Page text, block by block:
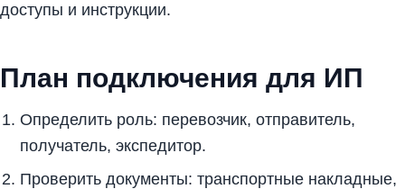
доступы и инструкции.
План подключения для ИП
Определить роль: перевозчик, отправитель,
получатель, экспедитор.
Проверить документы: транспортные накладные,